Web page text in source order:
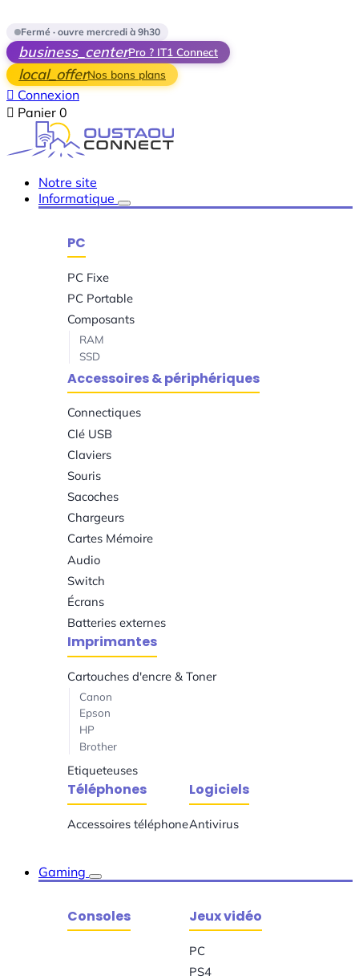
Fermé · ouvre mercredi à 9h30
business_centerPro ? IT1 Connect
local_offerNos bons plans
 Connexion
 Panier 0
Notre site
Informatique
PC
PC Fixe
PC Portable
Composants
RAM
SSD
Accessoires & périphériques
Connectiques
Clé USB
Claviers
Souris
Sacoches
Chargeurs
Cartes Mémoire
Audio
Switch
Écrans
Batteries externes
Imprimantes
Cartouches d'encre & Toner
Canon
Epson
HP
Brother
Etiqueteuses
Téléphones
Accessoires téléphone
Logiciels
Antivirus
Gaming
Consoles Jeux vidéo
PC
PS4